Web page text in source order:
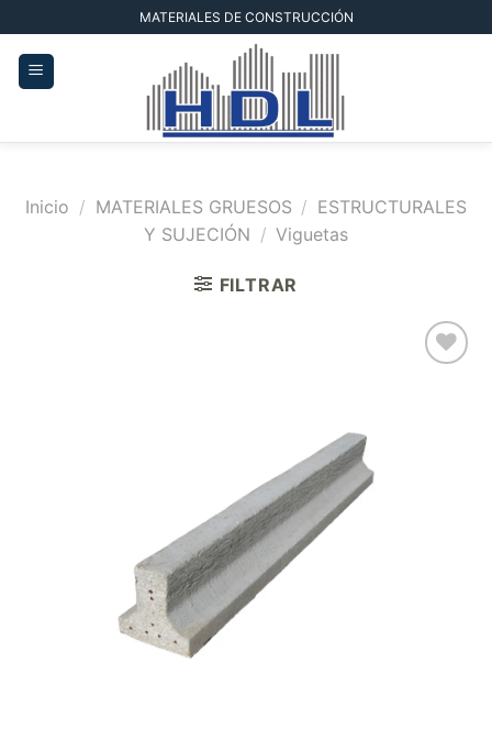
al
contenido
MATERIALES DE CONSTRUCCIÓN
Inicio / MATERIALES GRUESOS / ESTRUCTURALES
Y SUJECIÓN / Viguetas
FILTRAR